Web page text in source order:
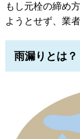
もし元栓の締め
ようとせず、業
雨漏りとは？